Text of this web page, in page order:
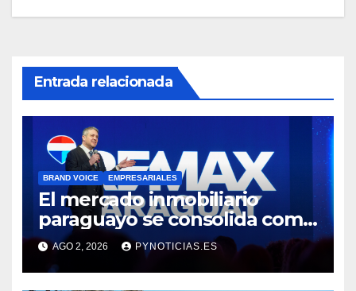
Entrada relacionada
BRAND VOICE EMPRESARIALES
El mercado inmobiliario
paraguayo se consolida como
destino de inversión regional,
concluyen en Convención
REMAX
AGO 2, 2026 PYNOTICIAS.ES